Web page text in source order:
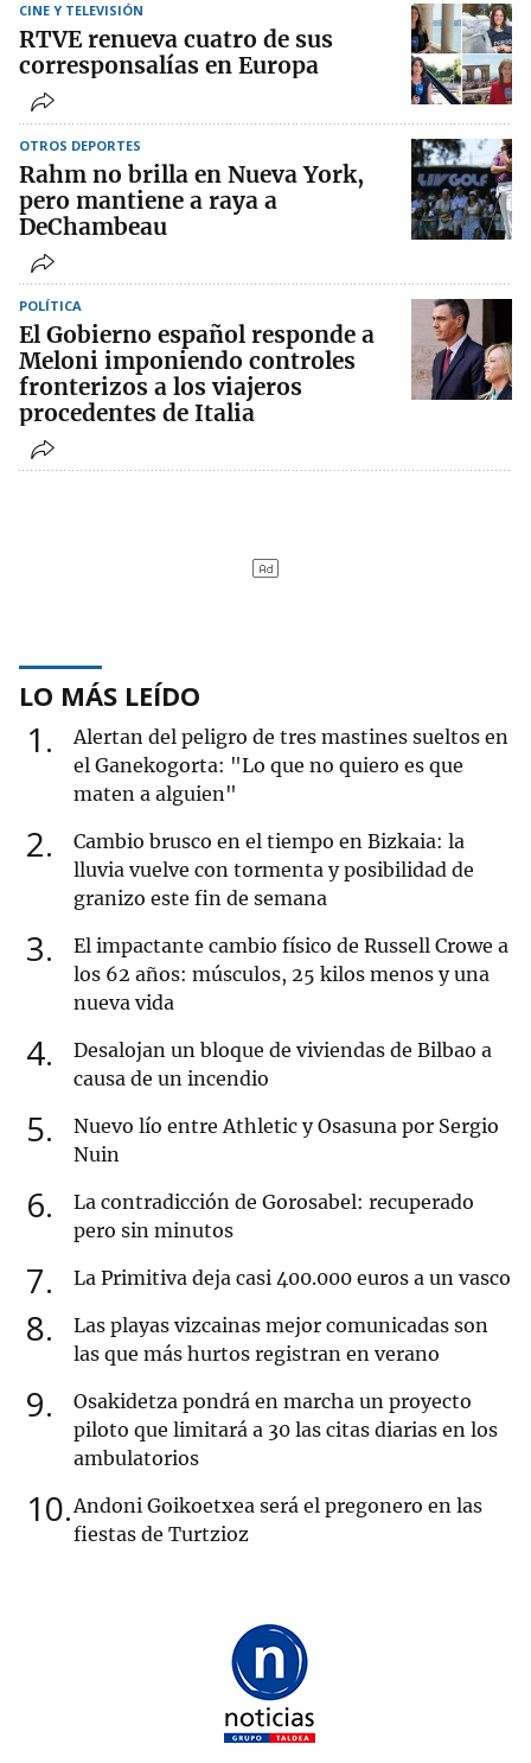
CINE Y TELEVISIÓN
RTVE renueva cuatro de sus
corresponsalías en Europa
OTROS DEPORTES
Rahm no brilla en Nueva York,
pero mantiene a raya a
DeChambeau
POLÍTICA
El Gobierno español responde a
Meloni imponiendo controles
fronterizos a los viajeros
procedentes de Italia
LO MÁS LEÍDO
1
Alertan del peligro de tres mastines sueltos en
el Ganekogorta: "Lo que no quiero es que
maten a alguien"
2
Cambio brusco en el tiempo en Bizkaia: la
lluvia vuelve con tormenta y posibilidad de
granizo este fin de semana
3
El impactante cambio físico de Russell Crowe a
los 62 años: músculos, 25 kilos menos y una
nueva vida
4
Desalojan un bloque de viviendas de Bilbao a
causa de un incendio
5
Nuevo lío entre Athletic y Osasuna por Sergio
Nuin
6
La contradicción de Gorosabel: recuperado
pero sin minutos
7 La Primitiva deja casi 400.000 euros a un vasco
8
Las playas vizcainas mejor comunicadas son
las que más hurtos registran en verano
9
Osakidetza pondrá en marcha un proyecto
piloto que limitará a 30 las citas diarias en los
ambulatorios
10 Andoni Goikoetxea será el pregonero en las
fiestas de Turtzioz